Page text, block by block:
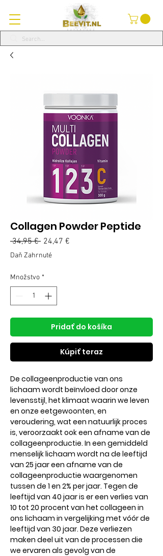
Collagen Powder Peptide
34,95 € Normálna
cena
24,47 €
Daň Zahrnuté
Množstvo *
Pridať do košíka
Kúpiť teraz
De collageenproductie van ons
lichaam wordt beïnvloed door onze
levensstijl, het klimaat waarin we leven
en onze eetgewoonten, en
veroudering, wat een natuurlijk proces
is, veroorzaakt ook een afname van de
collageenproductie. In een gemiddeld
menselijk lichaam wordt na de leeftijd
van 25 jaar een afname van de
collageenproductie waargenomen
tussen de 1 en 2% per jaar. Tegen de
leeftijd van 40 jaar is er een verlies van
10 tot 20 procent van het collageen in
ons lichaam in vergelijking met vóór de
leeftijd van 30 jaar. Deze verliezen
maken deel uit van de processen die
we ervaren als gevolg van de